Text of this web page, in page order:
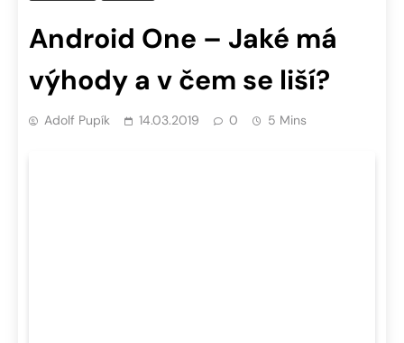
Android One – Jaké má
výhody a v čem se liší?
Adolf Pupík 14.03.2019 0 5 Mins